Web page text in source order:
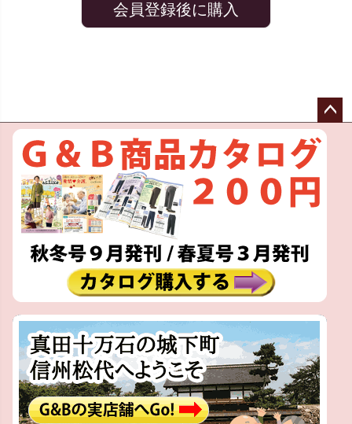
会員登録後に購入
ペー
へ